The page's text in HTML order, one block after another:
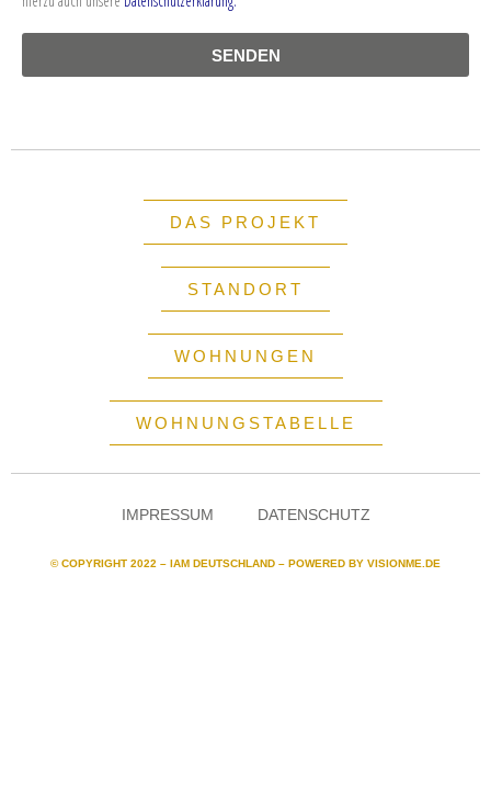
SENDEN
DAS PROJEKT
STANDORT
WOHNUNGEN
WOHNUNGSTABELLE
IMPRESSUM DATENSCHUTZ
© COPYRIGHT 2022 – IAM DEUTSCHLAND – POWERED BY VISIONME.DE